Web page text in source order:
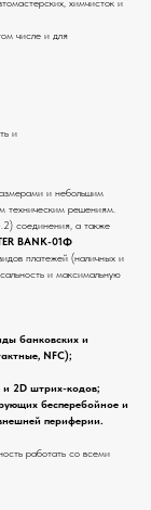
числе и для
и
и небольшим
техническим решениям.
соединения, а также
BANK-01Ф
платежей (наличных и
и максимальную
банковских и
NFC);
и 2D штрих-кодов;
бесперебойное и
периферии.
работать со всеми